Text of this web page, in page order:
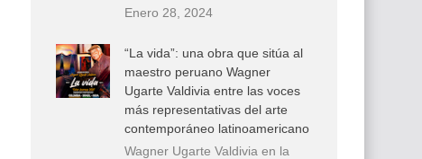
Enero 28, 2024
“La vida”: una obra que sitúa al
maestro peruano Wagner
Ugarte Valdivia entre las voces
más representativas del arte
contemporáneo latinoamericano
Wagner Ugarte Valdivia en la